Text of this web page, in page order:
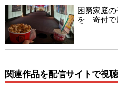
困窮家庭
を！寄付
関連作品を配信サイトで視聴